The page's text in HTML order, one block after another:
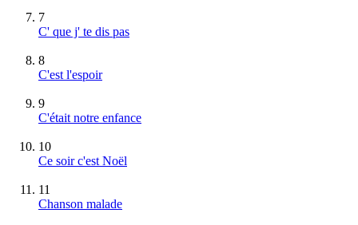
7
C' que j' te dis pas
8
C'est l'espoir
9
C'était notre enfance
10
Ce soir c'est Noël
11
Chanson malade